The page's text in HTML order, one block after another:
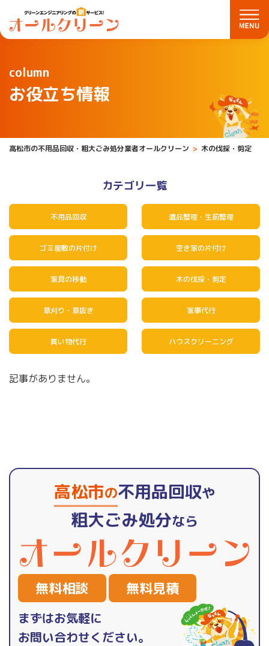
column
お役立ち情報
高松市の不用品回収・粗大ごみ処分業者オールクリーン 木の伐採・剪定
カテゴリ一覧
不用品回収 遺品整理・生前整理
ゴミ屋敷の片付け 空き家の片付け
家具の移動 木の伐採・剪定
草刈り・草抜き 家事代行
買い物代行 ハウスクリーニング
記事がありません。
高松市の不用品回収や
粗大ごみ処分なら
無料相談 無料見積
まずはお気軽に
お問い合わせください。